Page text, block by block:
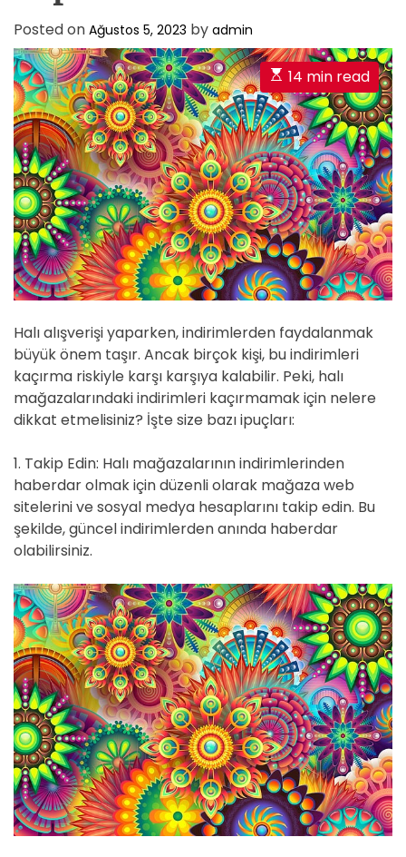
Posted on Ağustos 5, 2023 by admin
E
s
t
i
m
a
t
e
d
r
e
d
t
i
m
e
14 min read
Halı alışverişi yaparken, indirimlerden faydalanmak
büyük önem taşır. Ancak birçok kişi, bu indirimleri
kaçırma riskiyle karşı karşıya kalabilir. Peki, halı
mağazalarındaki indirimleri kaçırmamak için nelere
dikkat etmelisiniz? İşte size bazı ipuçları:
1. Takip Edin: Halı mağazalarının indirimlerinden
haberdar olmak için düzenli olarak mağaza web
sitelerini ve sosyal medya hesaplarını takip edin. Bu
şekilde, güncel indirimlerden anında haberdar
olabilirsiniz.